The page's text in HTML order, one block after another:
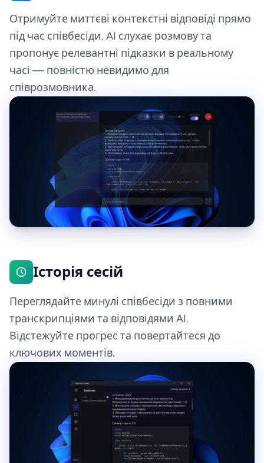
Отримуйте миттєві контекстні відповіді прямо
під час співбесіди. AI слухає розмову та
пропонує релевантні підказки в реальному
часі — повністю невидимо для
співрозмовника.
Історія сесій
Переглядайте минулі співбесіди з повними
транскрипціями та відповідями AI.
Відстежуйте прогрес та повертайтеся до
ключових моментів.